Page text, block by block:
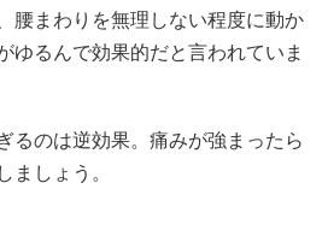
腰まわりを無理しない程度に動か
ゆるんで効果的だと言われていま
るのは逆効果。痛みが強まったら
ましょう。